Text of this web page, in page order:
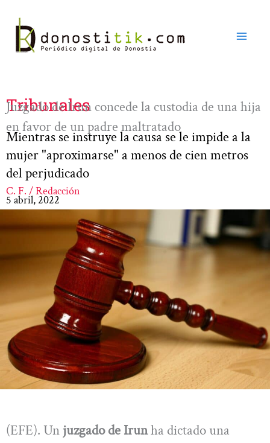
contenido
Tribunales
Juzgado de Irun concede la custodia de una hija
en favor de un padre maltratado
Mientras se instruye la causa se le impide a la
mujer "aproximarse" a menos de cien metros
del perjudicado
C. F. / Redacción
5 abril, 2022
(EFE). Un juzgado de Irunha dictado una